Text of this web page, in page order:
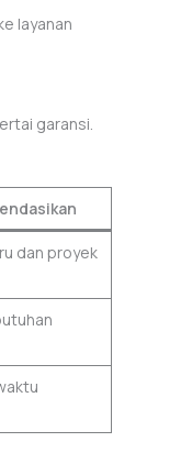
layanan
garansi.
dan proyek